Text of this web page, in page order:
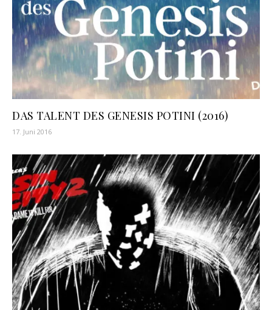
DAS TALENT DES GENESIS POTINI (2016)
17. Juni 2016